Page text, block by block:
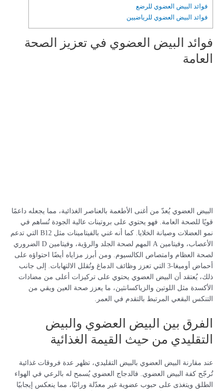
فوائد البيض العضوي للرضع
فوائد البيض العضوي للرياضيين
فوائد البيض العضوي في تعزيز الصحة
العامة
البيض العضوي يُعدّ من أغنى الأطعمة بالعناصر الغذائية، مما يجعله داعمًا
قويًا للصحة العامة. فهو يحتوي على بروتينات عالية الجودة تُساهم في
نمو العضلات وصيانة الخلايا. كما أنه غني بالفيتامينات مثل B12 التي تدعم
الأعصاب، وفيتامين A المهم لصحة الجلد والرؤية، وفيتامين D الضروري
لصحة العظام وامتصاص الكالسيوم. ومن أبرز مزاياه أيضًا احتواؤه على
أحماض أوميغا-3 التي تعزز وظائف الدماغ وتُقلل الالتهابات. إلى جانب
ذلك، يُعتقد أن البيض العضوي يحتوي على تركيزات أعلى من مضادات
الأكسدة مثل اللوتين والزياكسانثين، ما يعزز صحة العين ويقي من
التنكس البقعي المرتبط بالتقدم في العمر.
الفرق بين البيض العضوي والبيض
التقليدي من حيث القيمة الغذائية
عند مقارنة البيض العضوي بالبيض التقليدي، تظهر عدة فروقات غذائية
تُرجّح كفة البيض العضوي. فالدجاج العضوي يُسمح له بالرعي في الهواء
الطلق ويتغذى على حبوب عضوية غير معدّلة وراثيًا، مما ينعكس إيجابيًا